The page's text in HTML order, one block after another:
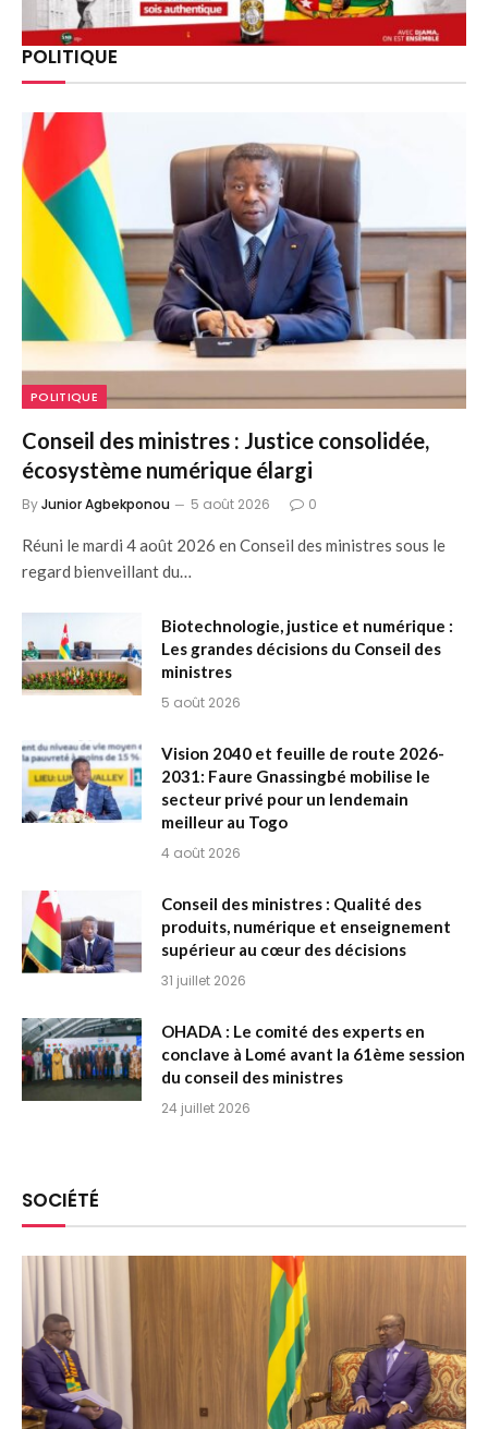
POLITIQUE
POLITIQUE
Conseil des ministres : Justice consolidée,
écosystème numérique élargi
ByJunior Agbekponou 5 août 2026 0
Réuni le mardi 4 août 2026 en Conseil des ministres sous le
regard bienveillant du…
Biotechnologie, justice et numérique :
Les grandes décisions du Conseil des
ministres
5 août 2026
Vision 2040 et feuille de route 2026-
2031: Faure Gnassingbé mobilise le
secteur privé pour un lendemain
meilleur au Togo
4 août 2026
Conseil des ministres : Qualité des
produits, numérique et enseignement
supérieur au cœur des décisions
31 juillet 2026
OHADA : Le comité des experts en
conclave à Lomé avant la 61ème session
du conseil des ministres
24 juillet 2026
SOCIÉTÉ